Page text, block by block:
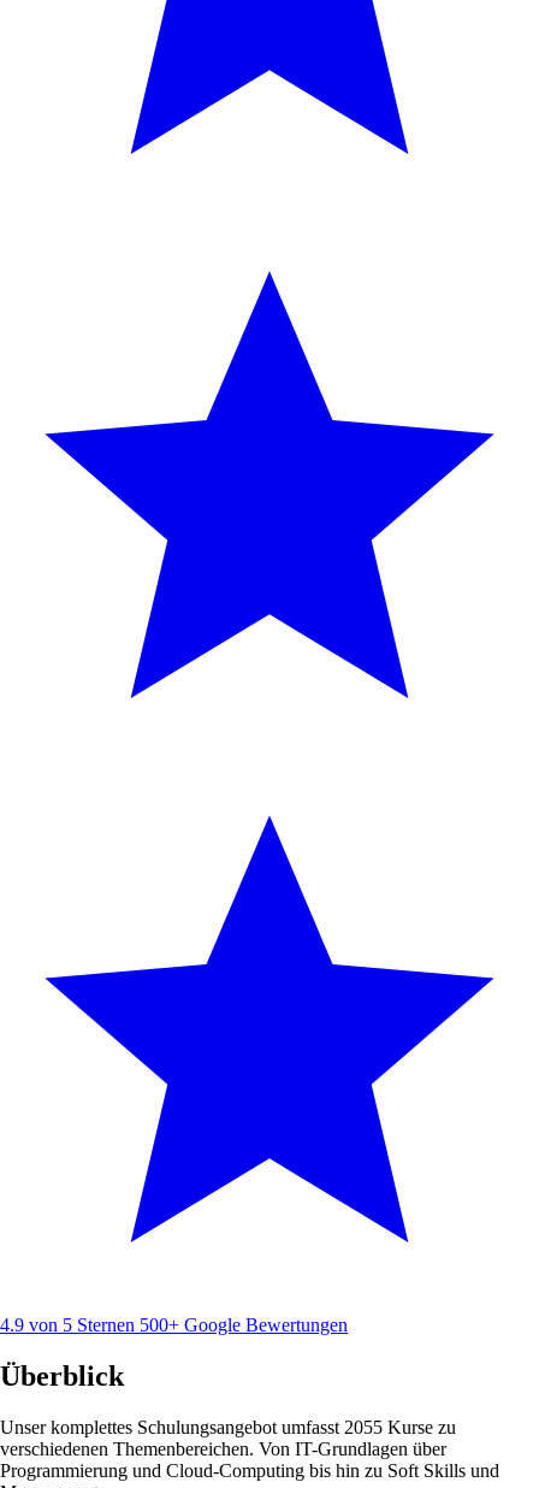
4.9 von 5 Sternen 500+ Google Bewertungen
Überblick
Unser komplettes Schulungsangebot umfasst 2055 Kurse zu
verschiedenen Themenbereichen. Von IT-Grundlagen über
Programmierung und Cloud-Computing bis hin zu Soft Skills und